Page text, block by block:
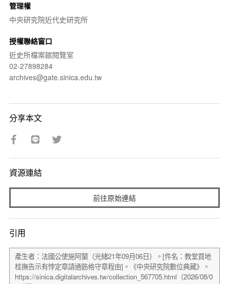
管理權
中央研究院近代史研究所
授權聯絡窗口
近史所檔案館閱覽室
02-27898284
archives@gate.sinica.edu.tw
分享本文
資源連結
前往原始連結
引用